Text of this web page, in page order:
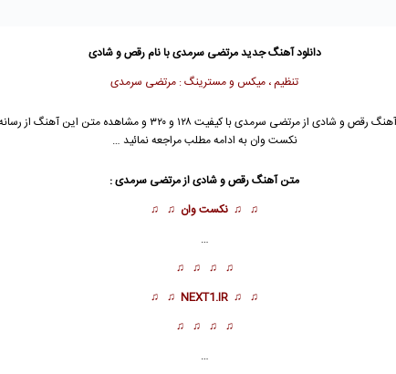
دانلود آهنگ جدیدمرتضی سرمدی با نام رقص و شادی
تنظیم ، میکس و مسترینگ : مرتضی سرمدی
جهت دانلود آهنگ رقص و شادی از مرتضی سرمدی با کیفیت ۱۲۸ و ۳۲۰ و مشاهده متن
نکست وان به ادامه مطلب مراجعه نمائید …
متن آهنگ رقص و شادی از مرتضی سرمدی :
♫ ♫ نکست وان ♫ ♫
…
♫ ♫ ♫ ♫
♫ ♫
NEXT1.IR
♫ ♫
♫ ♫ ♫ ♫
…